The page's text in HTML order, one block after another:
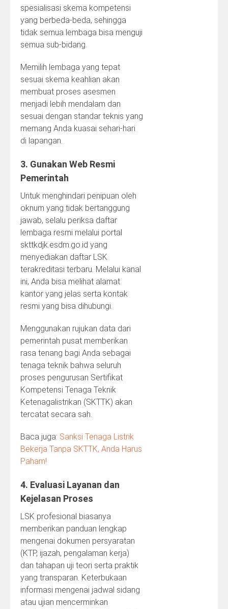
spesialisasi skema kompetensi
yang berbeda-beda, sehingga
tidak semua lembaga bisa menguji
semua sub-bidang.
Memilih lembaga yang tepat
sesuai skema keahlian akan
membuat proses asesmen
menjadi lebih mendalam dan
sesuai dengan standar teknis yang
memang Anda kuasai sehari-hari
di lapangan.
3. Gunakan Web Resmi
Pemerintah
Untuk menghindari penipuan oleh
oknum yang tidak bertanggung
jawab, selalu periksa daftar
lembaga resmi melalui portal
skttkdjk.esdm.go.id yang
menyediakan daftar LSK
terakreditasi terbaru. Melalui kanal
ini, Anda bisa melihat alamat
kantor yang jelas serta kontak
resmi yang bisa dihubungi.
Menggunakan rujukan data dari
pemerintah pusat memberikan
rasa tenang bagi Anda sebagai
tenaga teknik bahwa seluruh
proses pengurusan Sertifikat
Kompetensi Tenaga Teknik
Ketenagalistrikan (SKTTK) akan
tercatat secara sah.
Baca juga: Sanksi Tenaga Listrik
Bekerja Tanpa SKTTK, Anda Harus
Paham!
4. Evaluasi Layanan dan
Kejelasan Proses
LSK profesional biasanya
memberikan panduan lengkap
mengenai dokumen persyaratan
(KTP, ijazah, pengalaman kerja)
dan tahapan uji teori serta praktik
yang transparan. Keterbukaan
informasi mengenai jadwal sidang
atau ujian mencerminkan